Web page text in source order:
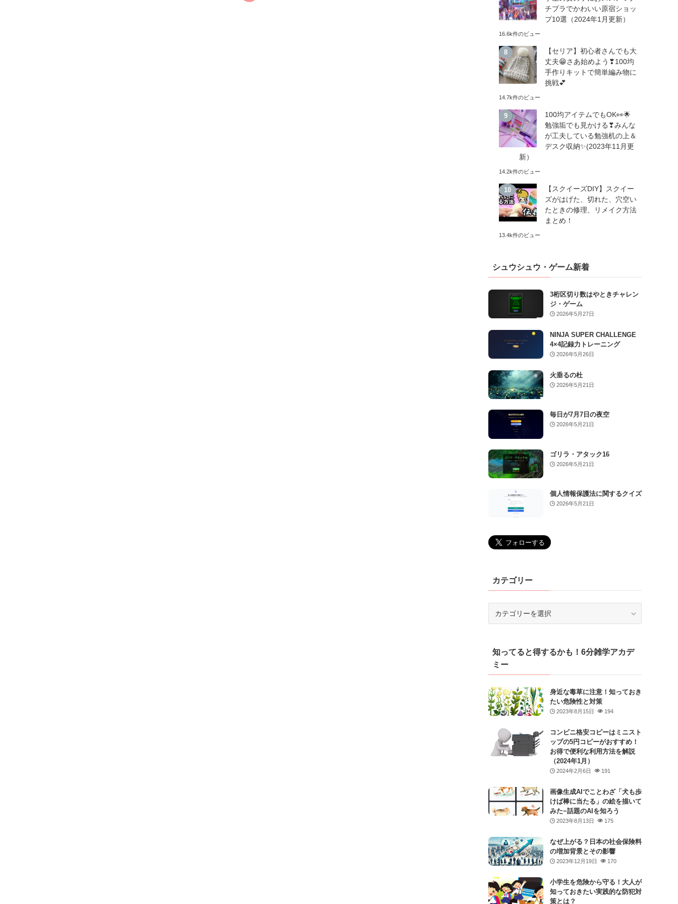
チプラでかわいい原宿ショッ
プ10選（2024年1月更新）
16.6k件のビュー
【セリア】初心者さんでも大
丈夫😁さあ始めよう❣100均
手作りキットで簡単編み物に
挑戦💕
14.7k件のビュー
100均アイテムでもOK👀🌟
勉強垢でも見かける❣みんな
が工夫している勉強机の上＆
デスク収納✨(2023年11月更
新）
14.2k件のビュー
【スクイーズDIY】スクイー
ズがはげた、切れた、穴空い
たときの修理、リメイク方法
まとめ！
13.4k件のビュー
シュウシュウ・ゲーム新着
3桁区切り数はやときチャレン
ジ・ゲーム
2026年5月27日
NINJA SUPER CHALLENGE
4×4記録力トレーニング
2026年5月26日
火垂るの杜
2026年5月21日
毎日が7月7日の夜空
2026年5月21日
ゴリラ・アタック16
2026年5月21日
個人情報保護法に関するクイズ
2026年5月21日
カテゴリー
ー知ってると得するかも！6分雑学アカデ
ミー
身近な毒草に注意！知っておき
たい危険性と対策
2023年8月15日 194
コンビニ格安コピーはミニスト
ップの5円コピーがおすすめ！
お得で便利な利用方法を解説
（2024年1月）
2024年2月6日 191
画像生成AIでことわざ「犬も歩
けば棒に当たる」の絵を描いて
みた−話題のAIを知ろう
2023年8月13日 175
なぜ上がる？日本の社会保険料
の増加背景とその影響
2023年12月19日 170
小学生を危険から守る！大人が
知っておきたい実践的な防犯対
策とは？